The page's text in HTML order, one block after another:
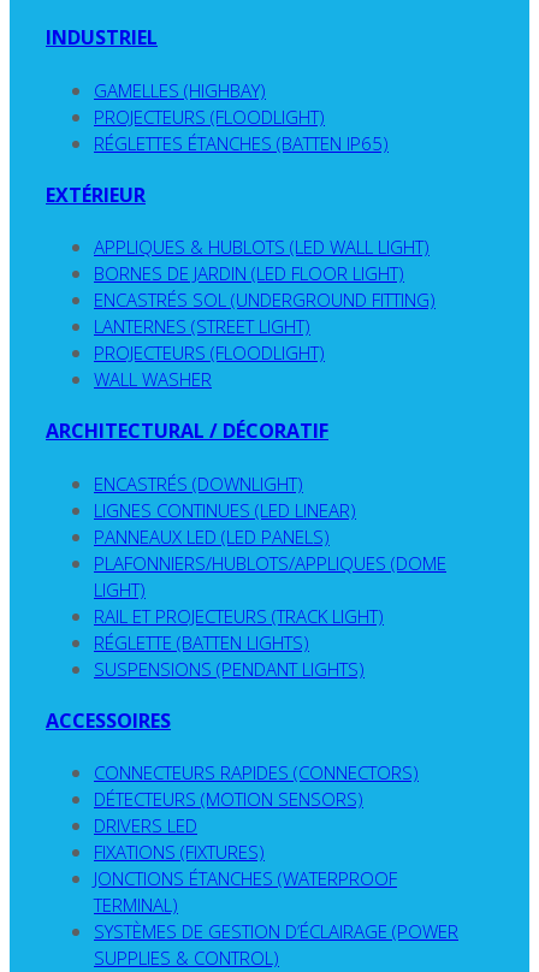
INDUSTRIEL
GAMELLES (HIGHBAY)
PROJECTEURS (FLOODLIGHT)
RÉGLETTES ÉTANCHES (BATTEN IP65)
EXTÉRIEUR
APPLIQUES & HUBLOTS (LED WALL LIGHT)
BORNES DE JARDIN (LED FLOOR LIGHT)
ENCASTRÉS SOL (UNDERGROUND FITTING)
LANTERNES (STREET LIGHT)
PROJECTEURS (FLOODLIGHT)
WALL WASHER
ARCHITECTURAL / DÉCORATIF
ENCASTRÉS (DOWNLIGHT)
LIGNES CONTINUES (LED LINEAR)
PANNEAUX LED (LED PANELS)
PLAFONNIERS/HUBLOTS/APPLIQUES (DOME
LIGHT)
RAIL ET PROJECTEURS (TRACK LIGHT)
RÉGLETTE (BATTEN LIGHTS)
SUSPENSIONS (PENDANT LIGHTS)
ACCESSOIRES
CONNECTEURS RAPIDES (CONNECTORS)
DÉTECTEURS (MOTION SENSORS)
DRIVERS LED
FIXATIONS (FIXTURES)
JONCTIONS ÉTANCHES (WATERPROOF
TERMINAL)
SYSTÈMES DE GESTION D’ÉCLAIRAGE (POWER
SUPPLIES & CONTROL)